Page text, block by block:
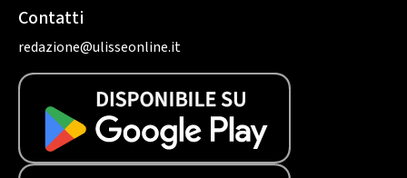
Contatti
redazione@ulisseonline.it